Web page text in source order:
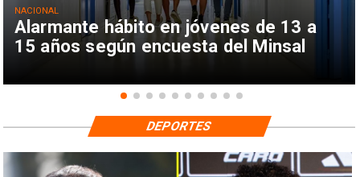
Alarmante hábito en jóvenes de 13 a
15 años según encuesta del Minsal
NACIONAL
DEPORTES